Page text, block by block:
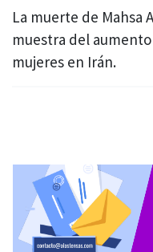
La muerte de Mahsa
muestra del
mujeres en Irán.